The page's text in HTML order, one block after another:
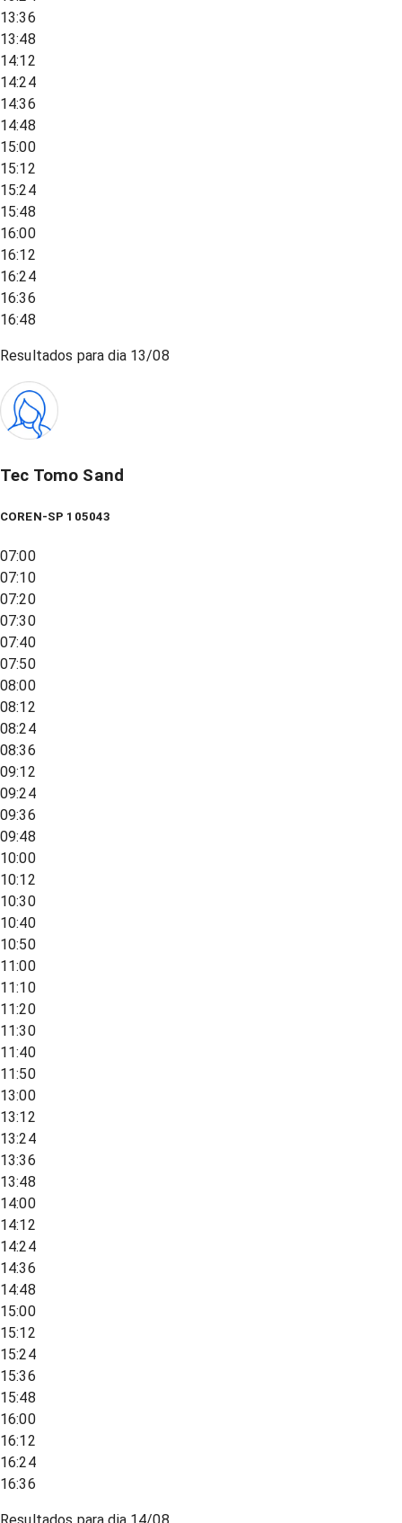
13:36
13:48
14:12
14:24
14:36
14:48
15:00
15:12
15:24
15:48
16:00
16:12
16:24
16:36
16:48
Resultados para dia 13/08
Tec Tomo Sand
COREN-SP 105043
07:00
07:10
07:20
07:30
07:40
07:50
08:00
08:12
08:24
08:36
09:12
09:24
09:36
09:48
10:00
10:12
10:30
10:40
10:50
11:00
11:10
11:20
11:30
11:40
11:50
13:00
13:12
13:24
13:36
13:48
14:00
14:12
14:24
14:36
14:48
15:00
15:12
15:24
15:36
15:48
16:00
16:12
16:24
16:36
Resultados para dia 14/08